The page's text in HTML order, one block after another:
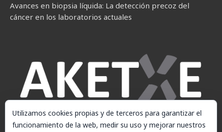
Avances en biopsia líquida: La detección precoz del
cáncer en los laboratorios actuales
Utilizamos cookies propias y de terceros para garantizar el
funcionamiento de la web, medir su uso y mejorar nuestros